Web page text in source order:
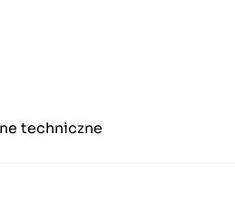
techniczne